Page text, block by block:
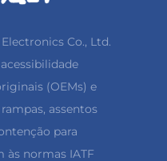
Co., Ltd.
(OEMs) e
assentos
para
às normas IATF